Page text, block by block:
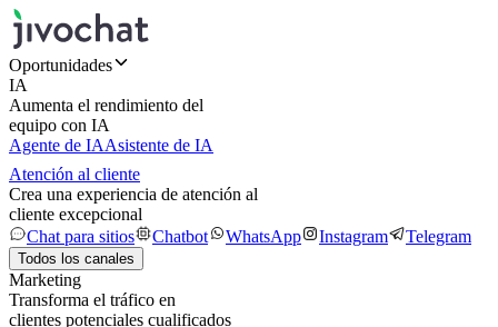
Oportunidades
IA
Aumenta el rendimiento del
equipo con IA
Agente de IAAsistente de IA
Atención al cliente
Crea una experiencia de atención al
cliente excepcional
Chat para sitios
Chatbot WhatsApp Instagram Telegram
Todos los canales
Marketing
Transforma el tráfico en
clientes potenciales cualificados